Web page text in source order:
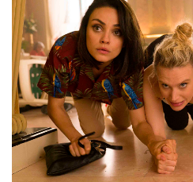
EL CLÀSSIC |
“LA VIDA ÉS COM LA MAR:
NOVETATS
EL CLÀSSIC | ELS